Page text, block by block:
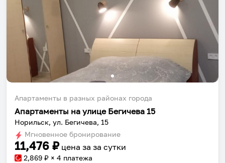
Апартаменты в разных районах города
Апартаменты на улице Бегичева 15
Норильск, ул. Бегичева, 15
Мгновенное бронирование
11,476 ₽ цена за за сутки
2,869 ₽ × 4 платежа